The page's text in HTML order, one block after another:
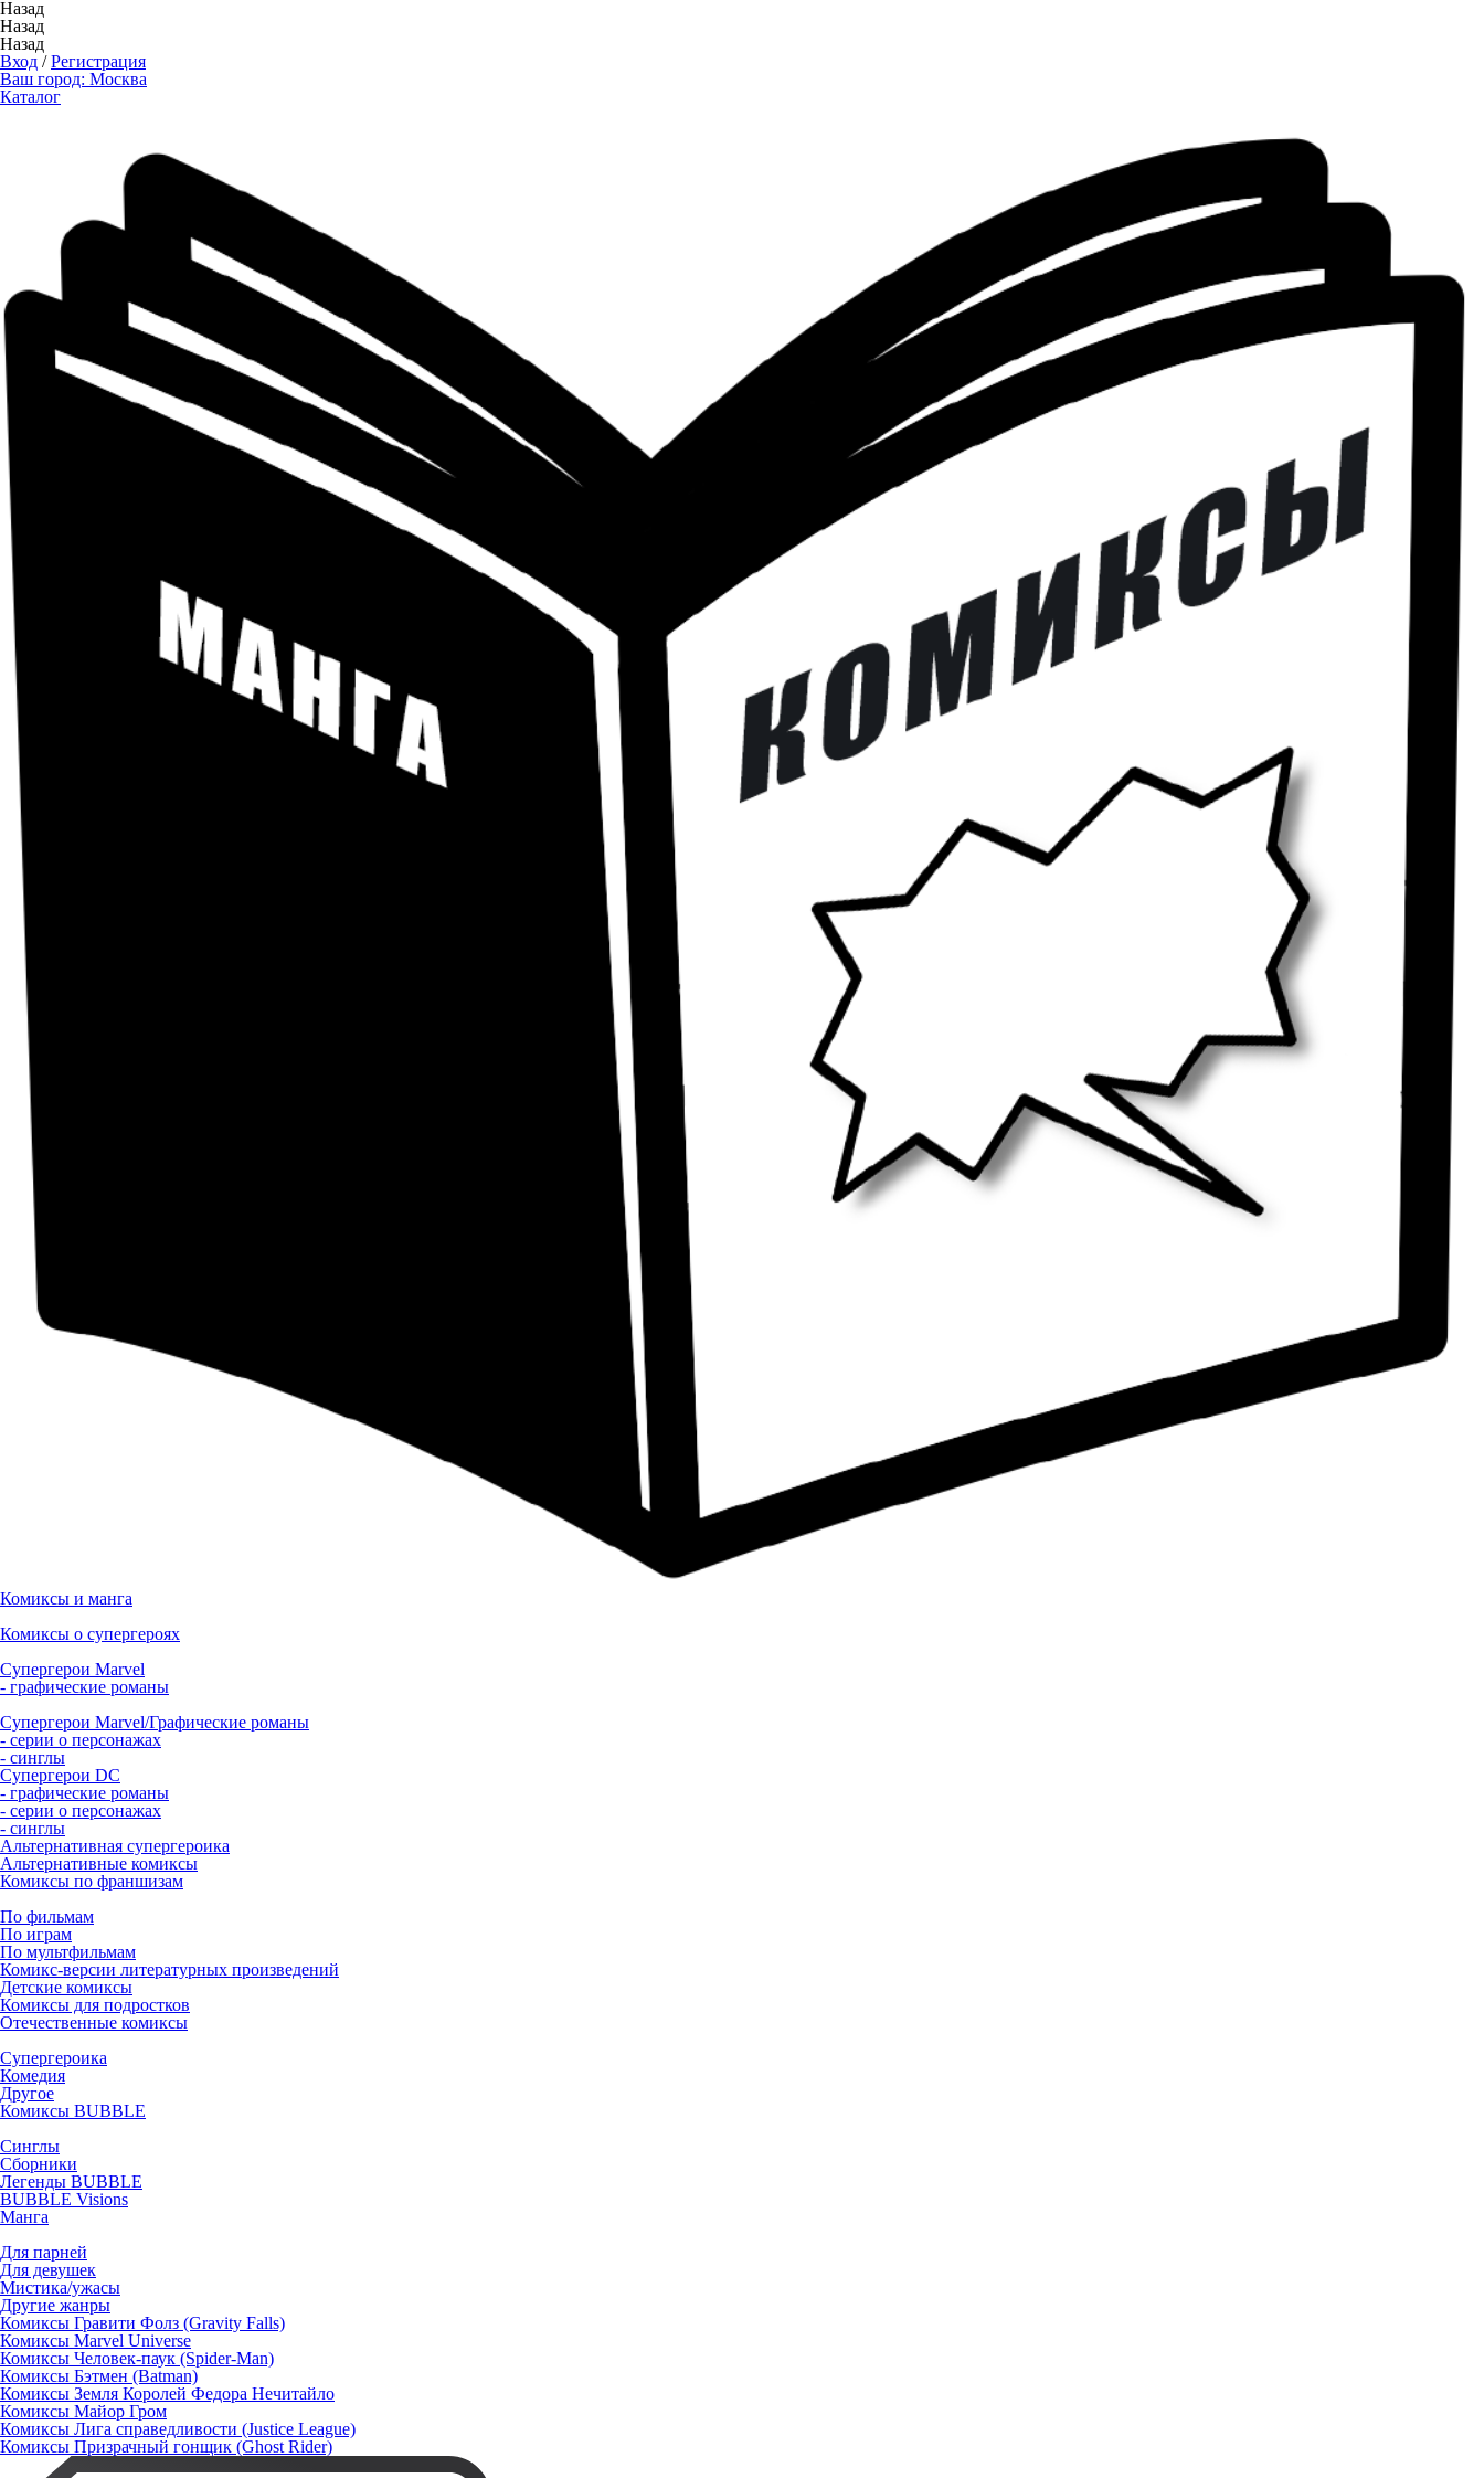
Назад
Назад
Назад
Вход /Регистрация
Ваш город: Москва
Каталог
Комиксы и манга
Комиксы о супергероях
Супергерои Marvel
- графические романы
Супергерои Marvel/Графические романы
- серии о персонажах
- синглы
Супергерои DC
- графические романы
- серии о персонажах
- синглы
Альтернативная супергероика
Альтернативные комиксы
Комиксы по франшизам
По фильмам
По играм
По мультфильмам
Комикс-версии литературных произведений
Детские комиксы
Комиксы для подростков
Отечественные комиксы
Супергероика
Комедия
Другое
Комиксы BUBBLE
Синглы
Сборники
Легенды BUBBLE
BUBBLE Visions
Манга
Для парней
Для девушек
Мистика/ужасы
Другие жанры
Комиксы Гравити Фолз (Gravity Falls)
Комиксы Marvel Universe
Комиксы Человек-паук (Spider-Man)
Комиксы Бэтмен (Batman)
Комиксы Земля Королей Федора Нечитайло
Комиксы Майор Гром
Комиксы Лига справедливости (Justice League)
Комиксы Призрачный гонщик (Ghost Rider)